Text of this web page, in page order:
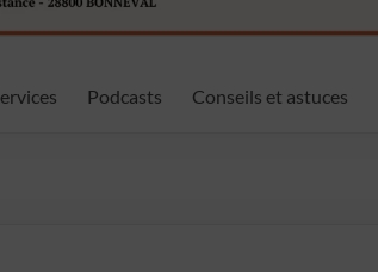
Podcasts Conseils et astuces